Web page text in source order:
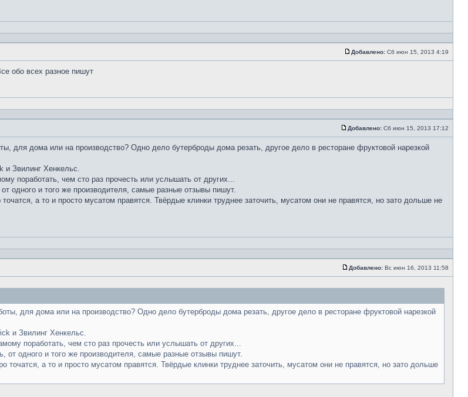
Добавлено: Сб июн 15, 2013 4:19
обо всех разное пишут
Добавлено: Сб июн 15, 2013 17:12
для дома или на производство? Одно дело бутерброды дома резать, другое дело в ресторане фруктовой нарезкой
и Звилинг Хенкельс.
поработать, чем сто раз прочесть или услышать от других...
одного и того же производителя, самые разные отзывы пишут.
а то и просто мусатом правятся. Твёрдые клинки труднее заточить, мусатом они не правятся, но зато дольше не
Добавлено: Вс июн 16, 2013 11:58
для дома или на производство? Одно дело бутерброды дома резать, другое дело в ресторане фруктовой нарезкой
и Звилинг Хенкельс.
поработать, чем сто раз прочесть или услышать от других...
одного и того же производителя, самые разные отзывы пишут.
точатся, а то и просто мусатом правятся. Твёрдые клинки труднее заточить, мусатом они не правятся, но зато дольше